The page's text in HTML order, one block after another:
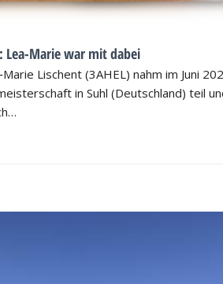
Lea-Marie war mit dabei
Lischent (3AHEL) nahm im Juni
in Suhl (Deutschland) teil